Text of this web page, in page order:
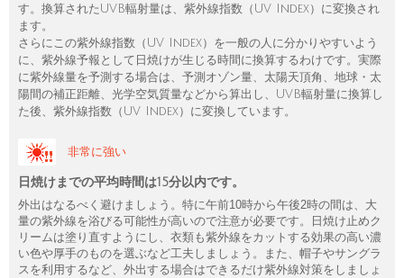
す。換算されたUVB輻射量は、紫外線指数（UV Index）に変換され
ます。
さらにこの紫外線指数（UV Index）を一般の人に分かりやすいよう
に、紫外線予報として日焼けが生じる時間に換算するわけです。実際
に紫外線量を予測する場合は、予測オゾン量、太陽天頂角、地球・太
陽間の補正距離、光学空気質量などから算出し、UVB輻射量に換算し
た後、紫外線指数（UV Index）に変換しています。
非常に強い
日焼けまでの平均時間は15分以内です。
外出はなるべく避けましょう。特に午前10時から午後2時の間は、大
量の紫外線を浴びる可能性が高いので注意が必要です。日焼け止めク
リームは塗り直すようにし、衣類も紫外線をカットする効果の高い濃
い色や厚手のものを選ぶなど工夫しましょう。また、帽子やサングラ
スを利用するなど、外出する場合はできるだけ紫外線対策をしましょ